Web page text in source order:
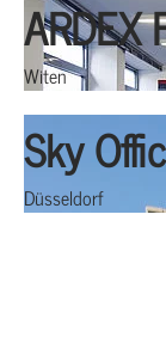
ARDEX
Witen
Sky
Düsseldorf